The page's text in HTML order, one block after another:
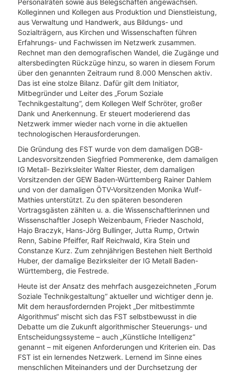
Personalräten sowie aus Belegschaften angewachsen.
Kolleginnen und Kollegen aus Produktion und Dienstleistung,
aus Verwaltung und Handwerk, aus Bildungs- und
Sozialträgern, aus Kirchen und Wissenschaften führen
Erfahrungs- und Fachwissen im Netzwerk zusammen.
Rechnet man den demografischen Wandel, die Zugänge und
altersbedingten Rückzüge hinzu, so waren in diesem Forum
über den genannten Zeitraum rund 8.000 Menschen aktiv.
Das ist eine stolze Bilanz. Dafür gilt dem Initiator,
Mitbegründer und Leiter des „Forum Soziale
Technikgestaltung“, dem Kollegen Welf Schröter, großer
Dank und Anerkennung. Er steuert moderierend das
Netzwerk immer wieder nach vorne in die aktuellen
technologischen Herausforderungen.
Die Gründung des FST wurde von dem damaligen DGB-
Landesvorsitzenden Siegfried Pommerenke, dem damaligen
IG Metall- Bezirksleiter Walter Riester, dem damaligen
Vorsitzenden der GEW Baden-Württemberg Rainer Dahlem
und von der damaligen ÖTV-Vorsitzenden Monika Wulf-
Mathies unterstützt. Zu den späteren besonderen
Vortragsgästen zählten u. a. die Wissenschaftlerinnen und
Wissenschaftler Joseph Weizenbaum, Frieder Naschold,
Hajo Braczyk, Hans-Jörg Bullinger, Jutta Rump, Ortwin
Renn, Sabine Pfeiffer, Ralf Reichwald, Kira Stein und
Constanze Kurz. Zum zehnjährigen Bestehen hielt Berthold
Huber, der damalige Bezirksleiter der IG Metall Baden-
Württemberg, die Festrede.
Heute ist der Ansatz des mehrfach ausgezeichneten „Forum
Soziale Technikgestaltung“ aktueller und wichtiger denn je.
Mit dem herausfordernden Projekt „Der mitbestimmte
Algorithmus“ mischt sich das FST selbstbewusst in die
Debatte um die Zukunft algorithmischer Steuerungs- und
Entscheidungssysteme – auch „Künstliche Intelligenz“
genannt – mit eigenen Anforderungen und Kriterien ein. Das
FST ist ein lernendes Netzwerk. Lernend im Sinne eines
menschlichen Miteinanders und der Durchsetzung der